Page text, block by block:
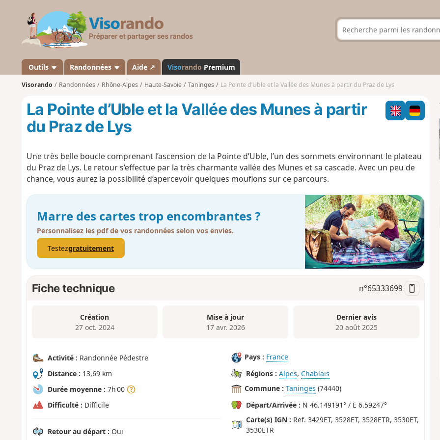
s
a
n
d
Outils Randonnées Aide ↗ Visorando Premium
Visorando Randonnées Rhône-Alpes Haute-Savoie Taninges La Pointe d’Uble et la Vallée des Munes à partir du Praz de Lys
La Pointe d’Uble et la Vallée des Munes à partir
du Praz de Lys
Une très belle boucle comprenant l’ascension de la Pointe d’Uble, l’un des sommets environnant le plateau
du Praz de Lys. Le retour s’effectue par la très charmante vallée des Munes et sa cascade. Avec un peu de
chance, vous aurez la possibilité d’apercevoir quelques mouflons sur ce parcours.
Marre des cartes trop encombrantes ?
Personnalisez les pdf de vos randonnées selon vos envies.
Testezgratuitement
Fiche technique n°65333699
Création
27 oct. 2024
Mise à jour
17 avr. 2026
Dernier avis
20 août 2025
Activité : Randonnée Pédestre
Distance : 13,69 km
Durée moyenne : 7h 00
Difficulté : Difficile
Retour au départ : Oui
Pays : France
Régions : Alpes, Chablais
Commune : Taninges (74440)
Départ/Arrivée : N 46.149191° / E 6.59247°
Carte(s) IGN : Ref. 3429ET, 3528ET, 3528ETR, 3530ET,
3530ETR